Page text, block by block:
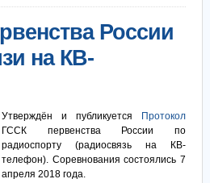
России
на КВ-
Утверждён и публикуется
Протокол
ГССК первенства России по
радиоспорту (радиосвязь на КВ-
телефон). Соревнования состоялись 7
апреля 2018 года.